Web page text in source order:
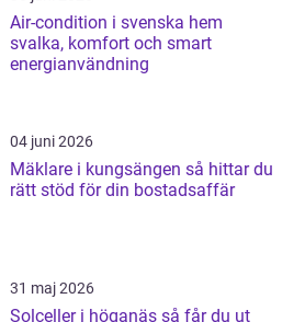
Air-condition i svenska hem
svalka, komfort och smart
energianvändning
04 juni 2026
Mäklare i kungsängen så hittar du
rätt stöd för din bostadsaffär
31 maj 2026
Solceller i höganäs så får du ut